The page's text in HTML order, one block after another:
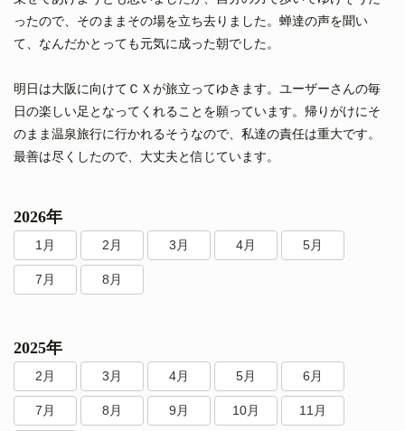
ったので、そのままその場を立ち去りました。蝉達の声を聞い
て、なんだかとっても元気に成った朝でした。
明日は大阪に向けてＣＸが旅立ってゆきます。ユーザーさんの毎
日の楽しい足となってくれることを願っています。帰りがけにそ
のまま温泉旅行に行かれるそうなので、私達の責任は重大です。
最善は尽くしたので、大丈夫と信じています。
2026年
1月 2月 3月 4月 5月
7月 8月
2025年
2月 3月 4月 5月 6月
7月 8月 9月 10月 11月